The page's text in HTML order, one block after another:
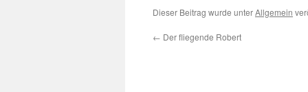
Dieser Beitrag wurde unterAllgemein
← Der fliegende Robert